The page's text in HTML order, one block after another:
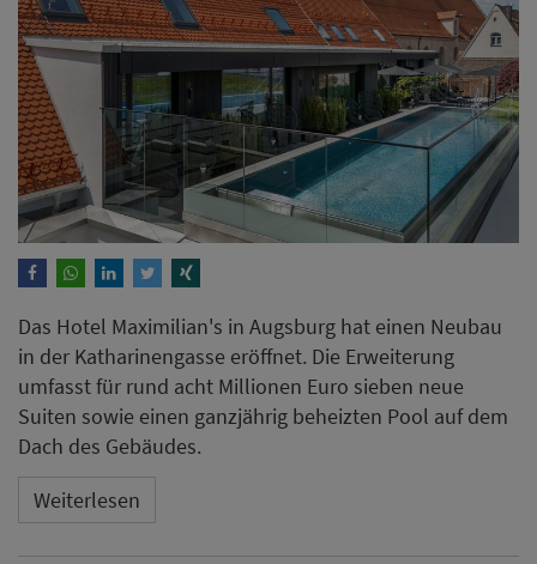
Das Hotel Maximilian's in Augsburg hat einen Neubau
in der Katharinengasse eröffnet. Die Erweiterung
umfasst für rund acht Millionen Euro sieben neue
Suiten sowie einen ganzjährig beheizten Pool auf dem
Dach des Gebäudes.
Weiterlesen